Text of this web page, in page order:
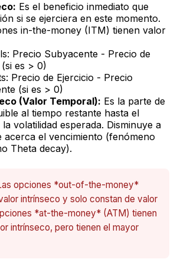
Es el beneficio inmediato que
si se ejerciera en este momento.
in-the-money (ITM) tienen valor
Precio Subyacente - Precio de
es > 0)
Precio de Ejercicio - Precio
(si es > 0)
(Valor Temporal): Es la parte de
al tiempo restante hasta el
volatilidad esperada. Disminuye a
acerca el vencimiento (fenómeno
Theta decay).
opciones *out-of-the-money*
intrínseco y solo constan de valor
*at-the-money* (ATM) tienen
intrínseco, pero tienen el mayor